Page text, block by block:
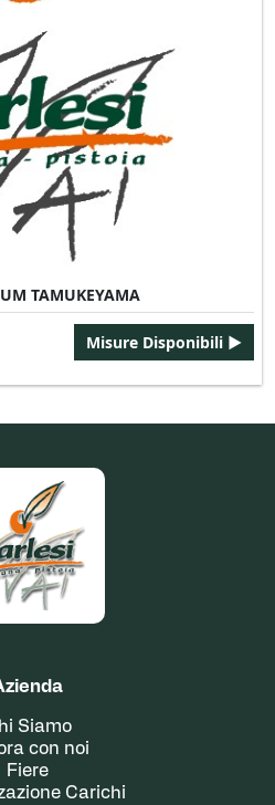
TAMUKEYAMA
Misure Disponibili ►
Siamo
con noi
Fiere
Carichi